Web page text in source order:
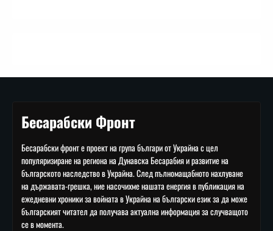
Бесарабски Фронт
Бесарабски фронт е проект на група българи от Украйна с цел
популяризиране на региона на Дунавска Бесарабия и развитие на
българското наследство в Украйна. След пълномащабното нахлуване
на държавата-грешка, ние насочихме нашата енергия в публикация на
ежедневни хроники за войната в Украйна на български език за да може
българският читател да получава актуална информация за случващото
се в момента.